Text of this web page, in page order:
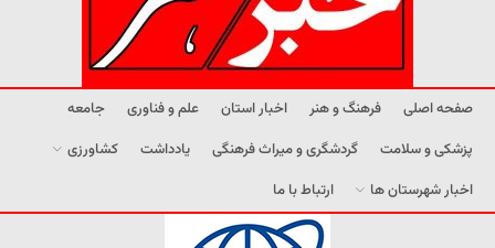
صفحه اصلی فرهنگ و هنر اخبار استان علم و فناوری
جامعه
پزشکی و سلامت
گردشگری و میراث فرهنگی یادداشت
کشاورزی
اخبار شهرستان ها
ارتباط با ما